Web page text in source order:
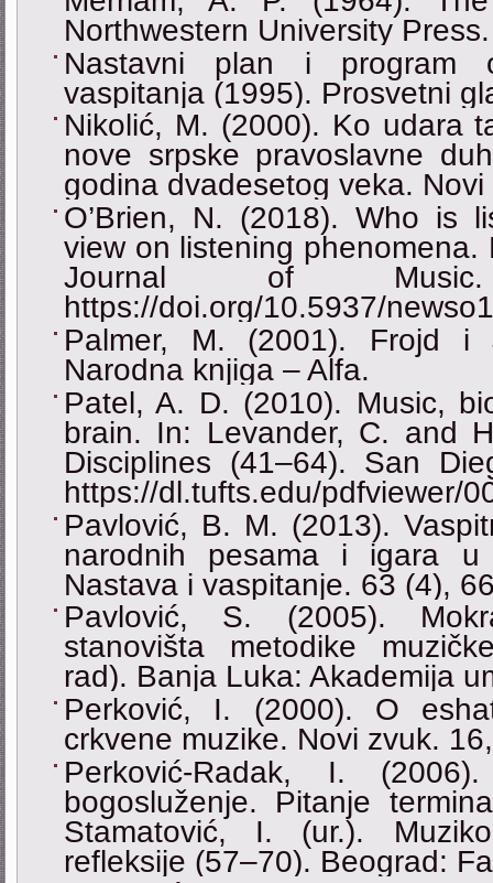
Northwestern University Press.
Nastavni plan i program
vaspitanja (1995). Prosvetni
Nikolić, M. (2000). Ko udara
nove srpske pravoslavne
godina dvadesetog veka.
O’Brien, N. (2018). Who is
view on listening
Journal of
https://doi.org/10.5937/
Palmer, M. (2001). Frojd i
Narodna knjiga – Alfa.
Patel, A. D. (2010). Music,
brain. In: Levander, C. and
Disciplines (41‒64). San
https://dl.tufts.edu/pdfviewer/
Pavlović, B. M. (2013).
narodnih pesama i igara u
Nastava i vaspitanje. 63 (4),
Pavlović, S. (2005).
stanovišta metodike
rad). Banja Luka: Akademija
Perković, I. (2000). O
crkvene muzike. Novi zvuk.
Perković-Radak, I.
bogosluženje. Pitanje
Stamatović, I. (ur.).
refleksije (57–70). Beograd: